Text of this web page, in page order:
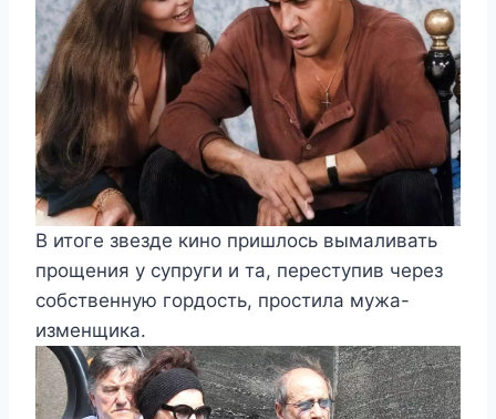
В итоге звезде кино пришлось вымаливать
прощения у супруги и та, переступив через
собственную гордость, простила мужа-
изменщика.